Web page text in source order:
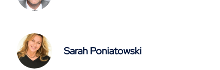
Sarah Poniatowski